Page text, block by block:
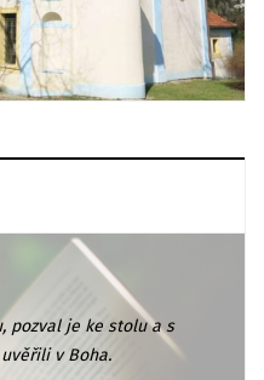
pozval je ke stolu a s
v Boha.